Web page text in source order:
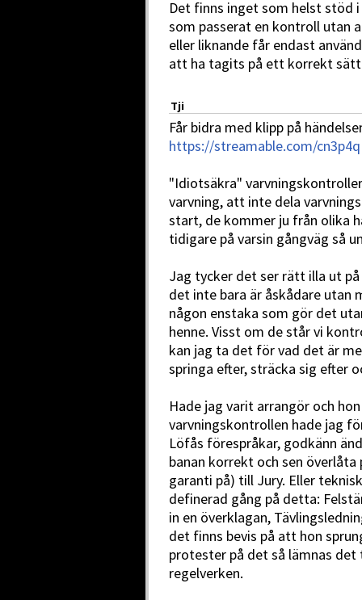
Det finns inget som helst stöd
som passerat en kontroll utan
eller liknande får endast
att ha tagits på ett korrekt
Tji
Får bidra med klipp på
https://streamable.com/cn3p4q
"Idiotsäkra"
varvning, att inte dela
start, de kommer ju från olika
tidigare på varsin gångväg så
Jag tycker det ser rätt illa ut
det inte bara är åskådare utan
någon enstaka som gör det
henne. Visst om de står vi
kan jag ta det för vad det är
springa efter, sträcka sig efter
Hade jag varit arrangör och
varvningskontrollen hade jag
Löfås förespråkar, godkänn
banan korrekt och sen
garanti på) till Jury. Eller
definerad gång på detta:
in en överklagan,
det finns bevis på att hon
protester på det så lämnas
regelverken.